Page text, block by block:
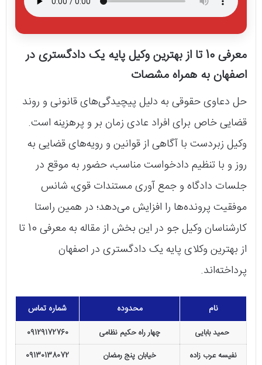
معرفی 10 تا از بهترین وکیل پایه یک دادگستری در
اصفهان به همراه مشصات
حل دعاوی حقوقی به دلیل پیچیدگی‌های قانونی و روند
قضایی خاص برای افراد عادی زمان بر و پر‌هزینه است.
وکیل زبردست با آگاهی از قوانین و رویه‌های قضایی به
روز و با تنظیم دادخواست مناسب، حضور به موقع در
جلسات دادگاه و جمع آوری مستندات قوی، شانس
موفقیت پرونده‌ها را افزایش می‌دهد؛ در همین راستا
کارشناسان وکیل جو در این بخش از مقاله به معرفی 10 تا
از بهترین وکلای پایه یک دادگستری در اصفهان
پرداخته‌اند.
نام محدوده شماره تماس
حمید بابایی چهار راه حکیم نظامی
09129172760
نفیسه عرب زاده
خیابان پنج رمضان 09130138072